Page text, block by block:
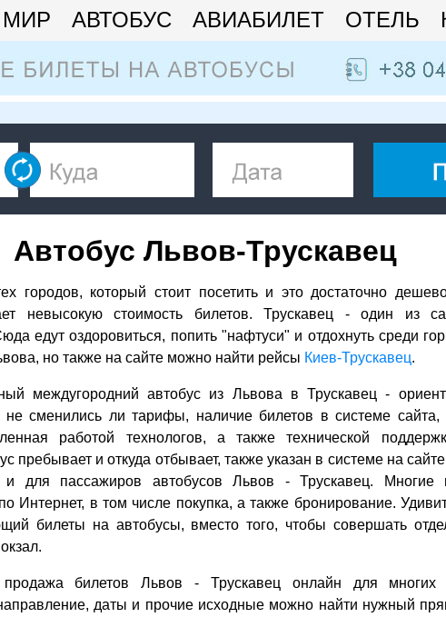
МИР АВТОБУС АВИАБИЛЕТ ОТЕЛЬ
Автобус Львов-Трускавец
городов, который стоит посетить и это достаточно
невысокую стоимость билетов. Трускавец - один из
едут оздоровиться, попить "нафтуси" и отдохнуть среди
но также на сайте можно найти рейсы Киев-Трускавец.
междугородний автобус из Львова в Трускавец -
не сменились ли тарифы, наличие билетов в системе сайта,
работой технологов, а также технической
пребывает и откуда отбывает, также указан в системе на
и для пассажиров автобусов Львов - Трускавец. Многие
Интернет, в том числе покупка, а также бронирование.
билеты на автобусы, вместо того, чтобы совершать
билетов Львов - Трускавец онлайн для многих
даты и прочие исходные можно найти нужный